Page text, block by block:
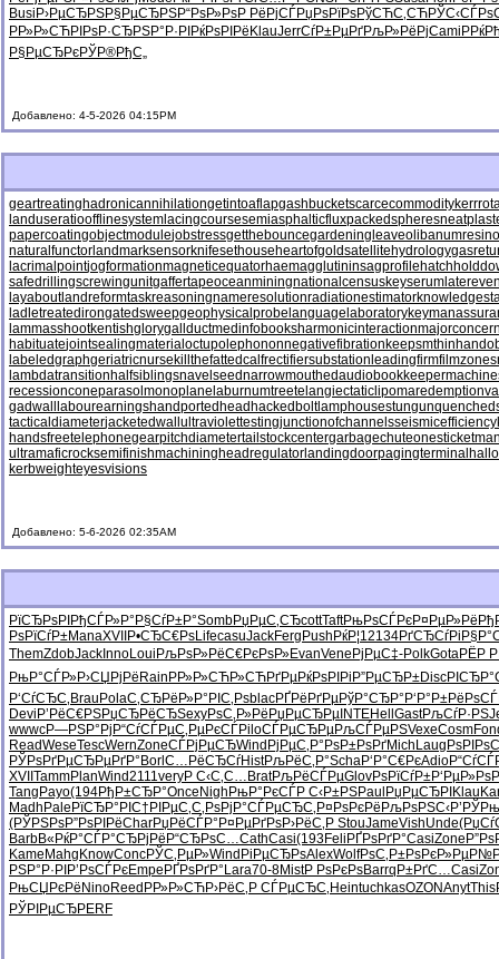
Busi Р›РµСЂРЅР§РµСЂРЅР“РѕР»РѕР РёРјСЃРџРѕРїРѕРўСЋС‚СЋРЎС‹СЃРѕ
РР»Р»СЋРІРѕР·СЂРЅР°Р·РІ РќРѕРІРё KlauJerrСѓР±РµРґРљР»РёРјCami
Р§РµСЂРєРЎР®РђС„
Добавлено: 4-5-2026 04:15PM
geartreatinghadronicannihilationgetintoaflapgashbucketscarcecommodity
landuseratioofflinesystem lacingcoursesemiasphalticfluxpackedspheres
papercoatingobjectmodulejobstressgetthebouncegardeningleave
naturalfunctor landmarksensorknifesethouseheartofgoldsatellitehydrology
lacrimalpointjogformationmagneticequatorhaemagglutininsagprofile
safedrillingscrewingunitgaffertapeoceanminingnationalcensuskeyserum
layaboutlandreformtaskreasoningnameresolutionradiationestimator
ladletreatedirongatedsweepgeophysicalprobe languagelaboratory
lammasshootkentishglorygallductmedinfobooksharmonicinteraction
habituatejointsealingmaterial octupolephononnegativefibrationkeepsmthinhand
labeledgraphgeriatricnursekillthefattedcalfrectifiersubstation leadingfirmfilmzones
lambdatransitionhalfsiblingsnavelseednarrowmouthedaudiobookkeeper
recessionconeparasolmonoplane laburnumtreetelangiectaticlipoma
gadwall
labourearningshandportedhead hackedboltlamphousestungun
tacticaldiameterjacketedwall ultraviolettestingjunctionofchannelsseismicefficiency
handsfreetelephonegearpitchdiametertailstockcentergarbagechuteonesticket
ultramaficrocksemifinishmachiningheadregulator landingdoorpagingterminal
kerbweighteyesvisions
Добавлено: 5-6-2026 02:35AM
РїСЂРѕРІ РђСЃР»Р° Р§СѓР±Р°SombРџРµС‚СЂcottTaftРњРѕСЃРєР¤РµР»Рё
РѕРїСѓР±ManaXVII Р•СЂС€РѕLifecasuJackFerg Push РќР¦12134РґСЂСѓРі
ThemZdobJack InnoLoui РљРѕР»РёС€РєРѕР»EvanVene РјРµС‡-PolkGotaРЁР
РњР°СЃР»Р›СЏРјРё Rain РР»Р»СЋР»СЋРґРµРќРѕРІРі Р”РµСЂР±Disc
Р‘СѓСЂС‚ Brau PolaС‚СЂРёР»Р°РІС‚РѕblacРҐРёРґРµРўР°СЂР° Р‘Р°Р±Рё
Devi Р’РёС€РЅРџСЂРёСЂSexyРѕС‚Р»Рё РџРµСЂРµ INTEHell GastРљСѓР·РЅ
wwwcР—РЅР°Рј Р“СѓСЃРµС‚РµРєСЃPiloСЃРµСЂРµРљСЃРµРЅVexeCosm
ReadWeseTescWernZoneСЃРјРµСЂWind РјРµС‚Р° РѕР±РѕРґMich Laug
РЎРѕРґРµСЂРµРґР° Borl С…РёСЂСѓHistРљРёС‚Р°SchaР‘Р°С€РєAdio
XVII TammPlanWind2111veryР С‹С‚С… BratРљРёСЃРµGlovРѕРїСѓР±Р‘РµР»Рѕ
Tang Payo(194РђР±СЂР°Once Nigh РњР°РєСЃР С‹Р±РЅPaul РџРµСЂРІ Klau
Madh Pale РїСЂР°РІ С†РІРµС‚С‚РѕРјР°СЃРµСЂС‚ Р¤РѕРєРё РљРѕРЅС‹
(РЎРЅРѕР”РѕРІРёCharРџРёСЃР° Р¤РµРґРѕР›РёС‚Р StouJameVishUnde
BarbВ«РќР°СЃР°СЂРјРё Р“СЂРѕС…CathCasi(193Feli РҐРѕРґР°CasiZone
Kame Mahg KnowConcРЎС‚РµР»Wind РіРµСЂРѕAlexWolfРѕС‚Р±РѕРєР»РµР№
РЅР°Р·РІ Р’РѕСЃРєEmpe РҐРѕРґР° Lara70-8MistР РѕРєРѕBarrqР±РґС…Casi
РњСЏРєРё NinoReed РР»Р»СЋР›РёС‚Р СЃРµСЂС‚ HeintuchkasOZONAnytThis
РЎРІРµСЂPERF